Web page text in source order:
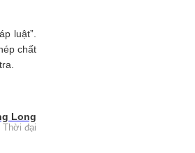
luật”.
chất
Long
Thời đại